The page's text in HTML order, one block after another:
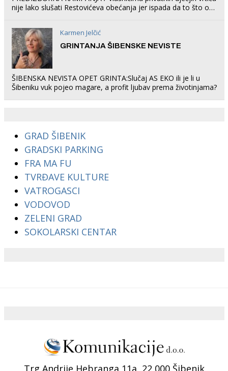
nije lako slušati Restovićeva obećanja jer ispada da to što oni
Karmen Jelčić
GRINTANJA ŠIBENSKE NEVISTE
ŠIBENSKA NEVISTA OPET GRINTA:Slučaj AS EKO ili je li u
Šibeniku vuk pojeo magare, a profit ljubav prema životinjama?
GRAD ŠIBENIK
GRADSKI PARKING
FRA MA FU
TVRĐAVE KULTURE
VATROGASCI
VODOVOD
ZELENI GRAD
SOKOLARSKI CENTAR
Trg Andrije Hebranga 11a, 22 000 Šibenik